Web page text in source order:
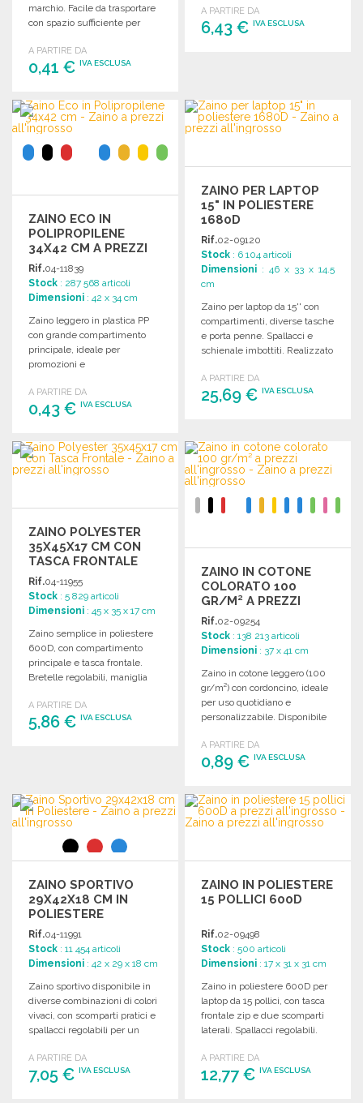
marchio. Facile da trasportare
con spazio sufficiente per
Dimensioni: 33 x 44 cm.
A PARTIRE DA
0,41 € IVA ESCLUSA
ORDINARE
Richiedi un preventivo
42 x 18 cm.
A PARTIRE DA
6,43 €IVA ESCLUSA
ZAINO ECO IN
POLIPROPILENE
34X42 CM A PREZZI
ALL'INGROSSO
Rif.04-11839
Stock : 287 568 articoli
Dimensioni : 42 x 34 cm
Zaino leggero in plastica PP
con grande compartimento
principale, ideale per
promozioni e
Dimensioni: 34 x 42 cm.
A PARTIRE DA
0,43 € IVA ESCLUSA
ORDINARE
Richiedi un preventivo
ZAINO PER LAPTOP
15" IN POLIESTERE
1680D
Rif.02-09120
Stock : 6 104 articoli
Dimensioni : 46 x 33 x 14.5
cm
Zaino per laptop da 15'' con
compartimenti, diverse tasche
e porta penne. Spallacci e
schienale imbottiti. Realizzato
A PARTIRE DA
25,69 €IVA ESCLUSA
Richiedi un preventivo
ZAINO POLYESTER
35X45X17 CM CON
TASCA FRONTALE
Rif.04-11955
Stock : 5 829 articoli
Dimensioni : 45 x 35 x 17 cm
Zaino semplice in poliestere
600D, con compartimento
principale e tasca frontale.
Bretelle regolabili, maniglia
x 17 cm.
A PARTIRE DA
5,86 € IVA ESCLUSA
ZAINO IN COTONE
COLORATO 100
GR/M² A PREZZI
ALL'INGROSSO
Rif.02-09254
Stock : 138 213 articoli
Dimensioni : 37 x 41 cm
Zaino in cotone leggero (100
gr/m²) con cordoncino, ideale
per uso quotidiano e
personalizzabile. Disponibile
A PARTIRE DA
0,89 €IVA ESCLUSA
ORDINARE
Richiedi un preventivo
ZAINO SPORTIVO
29X42X18 CM IN
POLIESTERE
Rif.04-11991
Stock : 11 454 articoli
Dimensioni : 42 x 29 x 18 cm
Zaino sportivo disponibile in
diverse combinazioni di colori
vivaci, con scomparti pratici e
spallacci regolabili per un
A PARTIRE DA
7,05 € IVA ESCLUSA
ZAINO IN POLIESTERE
15 POLLICI 600D
Rif.02-09498
Stock : 500 articoli
Dimensioni : 17 x 31 x 31 cm
Zaino in poliestere 600D per
laptop da 15 pollici, con tasca
frontale zip e due scomparti
laterali. Spallacci regolabili.
A PARTIRE DA
12,77 €IVA ESCLUSA